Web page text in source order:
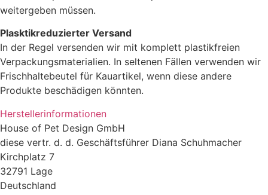
weitergeben müssen.
Plasktikreduzierter Versand
In der Regel versenden wir mit komplett plastikfreien
Verpackungsmaterialien. In seltenen Fällen verwenden wir
Frischhaltebeutel für Kauartikel, wenn diese andere
Produkte beschädigen könnten.
Herstellerinformationen
House of Pet Design GmbH
diese vertr. d. d. Geschäftsführer Diana Schuhmacher
Kirchplatz 7
32791 Lage
Deutschland